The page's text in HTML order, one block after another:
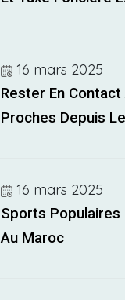
16 mars 2025
Rester En
Proches Depuis
16 mars 2025
Sports Populaires
Au Maroc